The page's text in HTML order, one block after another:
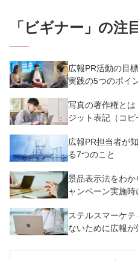
「 ビギナー 」の注
広報PR活動の目
実践の5つのポイ
写真の著作権と
ジット表記（コピ
広報PR担当者が
る7つのこと
景品表示法をわ
ャンペーン実施時
ステルスマーケテ
ないために広報